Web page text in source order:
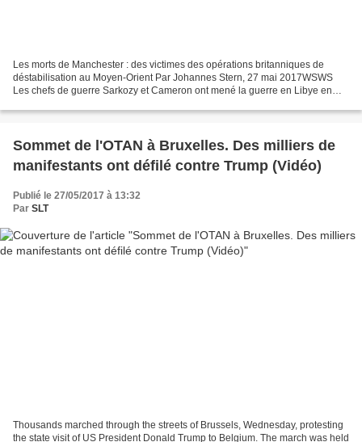
Les morts de Manchester : des victimes des opérations britanniques de
déstabilisation au Moyen‑Orient Par Johannes Stern, 27 mai 2017WSWS
Les chefs de guerre Sarkozy et Cameron ont mené la guerre en Libye en
Sommet de l'OTAN à Bruxelles. Des milliers de
manifestants ont défilé contre Trump (Vidéo)
Publié le 27/05/2017 à 13:32
Par SLT
Thousands marched through the streets of Brussels, Wednesday, protesting
the state visit of US President Donald Trump to Belgium. The march was held